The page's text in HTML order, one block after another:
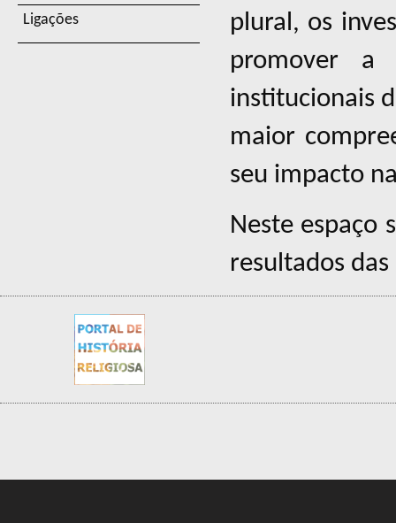
Ligações
plural, os
promover a
institucionais
maior
seu impacto
Neste espaço
resultados